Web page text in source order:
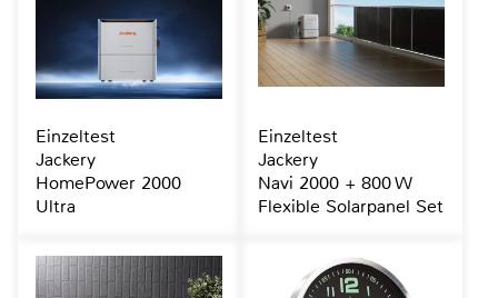
Einzeltest
Jackery
HomePower 2000
Ultra
Einzeltest
Jackery
Navi 2000 + 800 W
Flexible Solarpanel Set